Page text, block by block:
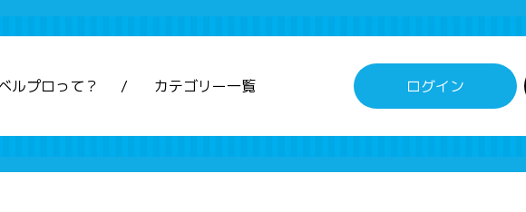
ルプロって？ カテゴリー一覧 ログイン